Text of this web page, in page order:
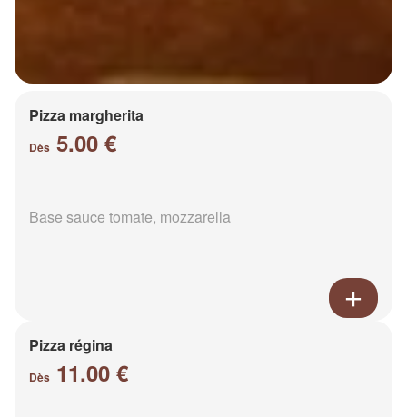
Pizza margherita
Dès 5.00 €
Base sauce tomate, mozzarella
Pizza régina
Dès 11.00 €